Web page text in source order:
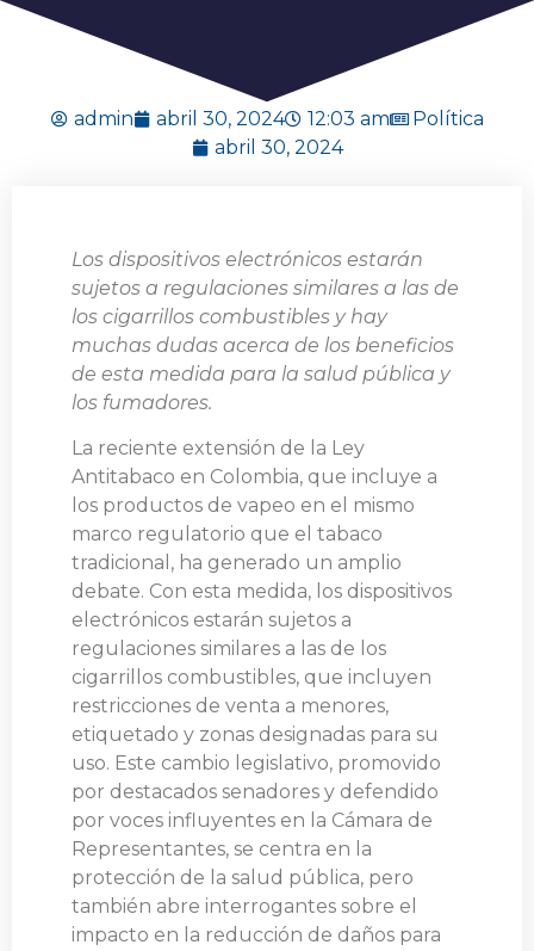
admin abril 30, 2024 12:03 am
Política
abril 30, 2024
Los dispositivos electrónicos estarán
sujetos a regulaciones similares a las de
los cigarrillos combustibles y hay
muchas dudas acerca de los beneficios
de esta medida para la salud pública y
los fumadores.
La reciente extensión de la Ley
Antitabaco en Colombia, que incluye a
los productos de vapeo en el mismo
marco regulatorio que el tabaco
tradicional, ha generado un amplio
debate. Con esta medida, los dispositivos
electrónicos estarán sujetos a
regulaciones similares a las de los
cigarrillos combustibles, que incluyen
restricciones de venta a menores,
etiquetado y zonas designadas para su
uso. Este cambio legislativo, promovido
por destacados senadores y defendido
por voces influyentes en la Cámara de
Representantes, se centra en la
protección de la salud pública, pero
también abre interrogantes sobre el
impacto en la reducción de daños para